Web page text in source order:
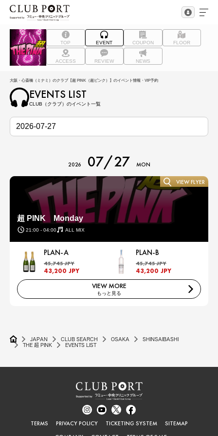
TOP EVENT COUPON FLOOR
ACCESS REVIEW NEWS
大阪・心斎橋（ミナミ）のクラブ【超 PINK（超ピンク）】のイベント情報・VIP予約
EVENTS LIST
CLUB（クラブ）のイベント一覧
2026 07/27 MON
超 PINK Monday
21:00 - 04:00 ALL MIX
VIEW FLYER
PLAN-A
45,745 JPY
43,200 JPY
PLAN-B
45,745 JPY
43,200 JPY
VIEW MORE
もっと見る
JAPAN CLUB SEARCH OSAKA
SHINSAIBASHI
THE 超 PINK
EVENTS LIST
TERMS PRIVACY POLICY TICKETING SYSTEM
SITEMAP